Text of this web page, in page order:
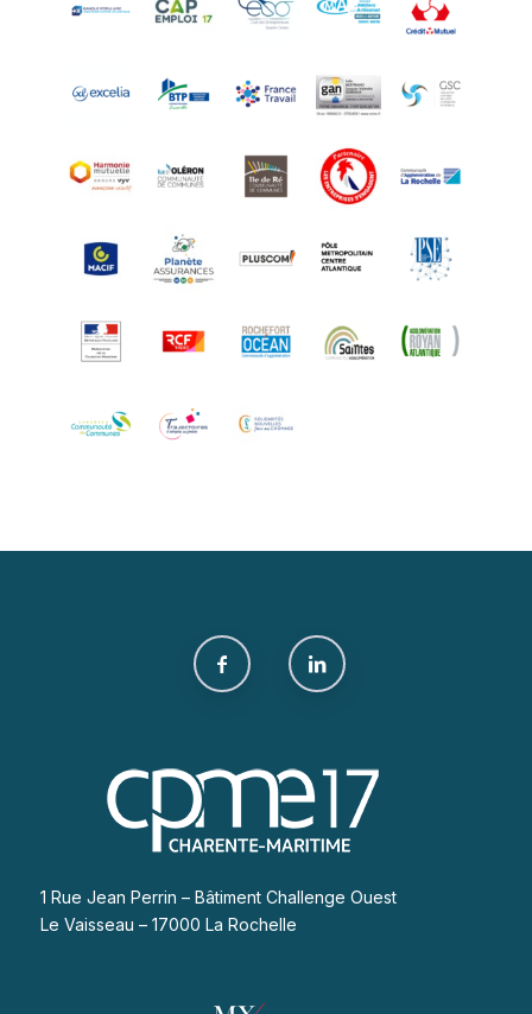
1 Rue Jean Perrin – Bâtiment Challenge Ouest
Le Vaisseau – 17000 La Rochelle